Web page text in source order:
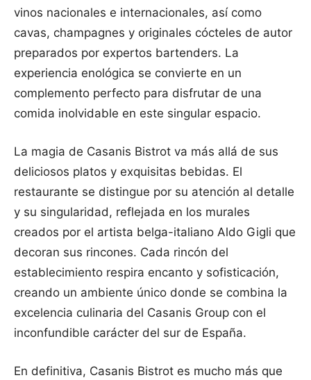
vinos nacionales e internacionales, así como
cavas, champagnes y originales cócteles de autor
preparados por expertos bartenders. La
experiencia enológica se convierte en un
complemento perfecto para disfrutar de una
comida inolvidable en este singular espacio.
La magia de Casanis Bistrot va más allá de sus
deliciosos platos y exquisitas bebidas. El
restaurante se distingue por su atención al detalle
y su singularidad, reflejada en los murales
creados por el artista belga-italiano Aldo Gigli que
decoran sus rincones. Cada rincón del
establecimiento respira encanto y sofisticación,
creando un ambiente único donde se combina la
excelencia culinaria del Casanis Group con el
inconfundible carácter del sur de España.
En definitiva, Casanis Bistrot es mucho más que